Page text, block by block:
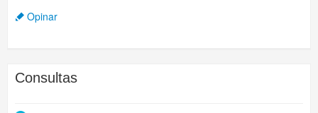
Opinar
Consultas